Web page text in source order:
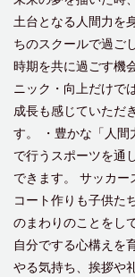
土台となる人間力を
ちのスクールで過ご
時期を共に過ごす機
ニック・向上だけで
成長も感じていただ
す。 ・豊かな「人間
で行うスポーツを通
できます。 サッカー
コート作りも子供た
のまわりのことをし
自分でする心構えを
やる気持ち、挨拶や